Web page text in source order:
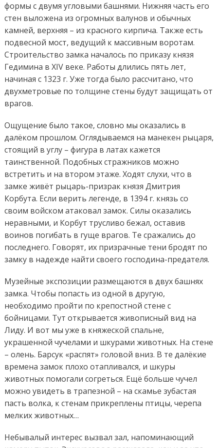
формы с двумя угловыми башнями. Нижняя часть его
стен выложена из огромных валунов и обычных
камней, верхняя – из красного кирпича. Также есть
подвесной мост, ведущий к массивным воротам.
Строительство замка началось по приказу князя
Гедимина в XIV веке. Работы длились пять лет,
начиная с 1323 г. Уже тогда было рассчитано, что
двухметровые по толщине стены будут защищать от
врагов.
Ощущение было такое, словно мы оказались в
далёком прошлом. Оглядываемся на манекен рыцаря,
стоящий в углу – фигура в латах кажется
таинственной. Подобных стражников можно
встретить и на втором этаже. Ходят слухи, что в
замке живёт рыцарь-призрак князя Дмитрия
Корбута. Если верить легенде, в 1394 г. князь со
своим войском атаковал замок. Силы оказались
неравными, и Корбут трусливо бежал, оставив
воинов погибать в гуще врагов. Те сражались до
последнего. Говорят, их призрачные тени бродят по
замку в надежде найти своего господина-предателя.
Музейные экспозиции размещаются в двух башнях
замка. Чтобы попасть из одной в другую,
необходимо пройти по крепостной стене с
бойницами. Тут открывается живописный вид на
Лиду. И вот мы уже в княжеской спальне,
украшенной чучелами и шкурами животных. На стене
– олень. Барсук «распят» головой вниз. В те далёкие
времена замок плохо отапливался, и шкуры
животных помогали согреться. Ещё больше чучел
можно увидеть в трапезной – на скамье зубастая
пасть волка, к стенам прикреплены птицы, черепа
мелких животных…
Небывалый интерес вызвал зал, напоминающий